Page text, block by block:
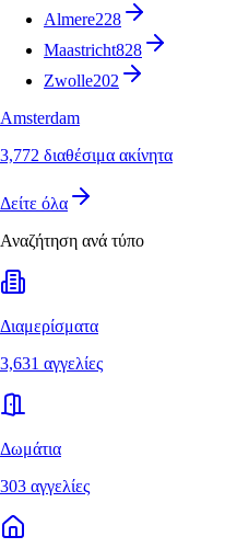
Almere228
Maastricht828
Zwolle202
Amsterdam
3,772 διαθέσιμα ακίνητα
Δείτε όλα
Αναζήτηση ανά τύπο
Διαμερίσματα
3,631 αγγελίες
Δωμάτια
303 αγγελίες